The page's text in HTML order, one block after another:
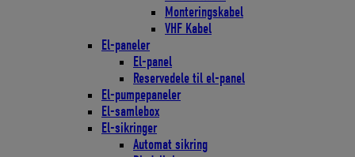
Monteringskabel
VHF Kabel
El-paneler
El-panel
Reservedele til el-panel
El-pumpepaneler
El-samlebox
El-sikringer
Automat sikring